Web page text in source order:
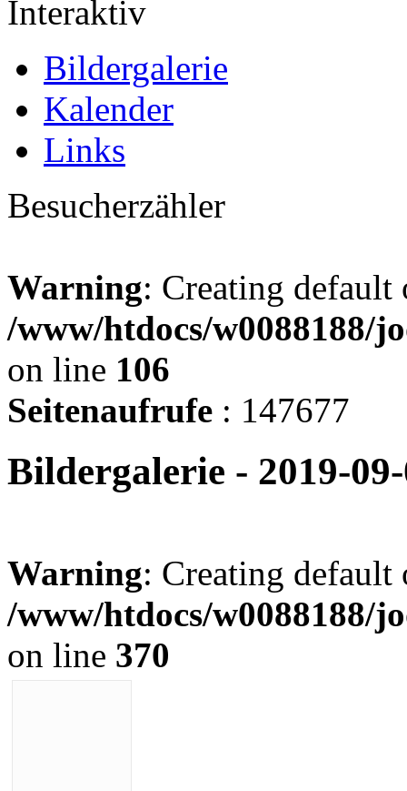
Interaktiv
Bildergalerie
Kalender
Links
Besucherzähler
Warning: Creating
/www/htdocs/w0088188/
on line 106
Seitenaufrufe : 147677
Bildergalerie - 2019-
Warning: Creating
/www/htdocs/w0088188/
on line 370